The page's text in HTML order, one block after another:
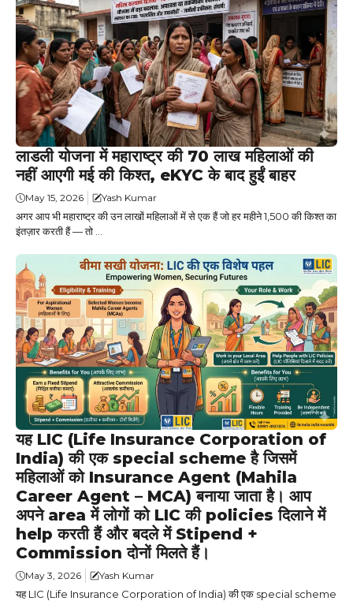
लाडली योजना में महाराष्ट्र की 70 लाख महिलाओं की
नहीं आएगी मई की किश्त, eKYC के बाद हुईं बाहर
May 15, 2026 Yash Kumar
अगर आप भी महाराष्ट्र की उन लाखों महिलाओं में से एक हैं जो हर महीने ₹1,500 की किश्त का
इंतज़ार करती हैं — तो ...
यह LIC (Life Insurance Corporation of
India) की एक special scheme है जिसमें
महिलाओं को Insurance Agent (Mahila
Career Agent – MCA) बनाया जाता है। आप
अपने area में लोगों को LIC की policies दिलाने में
help करती हैं और बदले में Stipend +
Commission दोनों मिलते हैं।
May 3, 2026 Yash Kumar
यह LIC (Life Insurance Corporation of India) की एक special scheme